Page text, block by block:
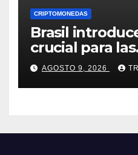
CRIPTOMONEDAS
Brasil
crucial para las
de las
instantáneas?
AGOSTO 9, 2026